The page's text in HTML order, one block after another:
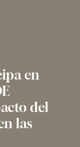
en
del
las